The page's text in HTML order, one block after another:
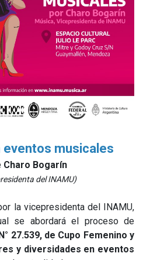
eventos musicales
Charo Bogarín
del INAMU)
la vicepresidenta del INAMU,
se abordará el proceso de
27.539, de Cupo Femenino y
y diversidades en eventos